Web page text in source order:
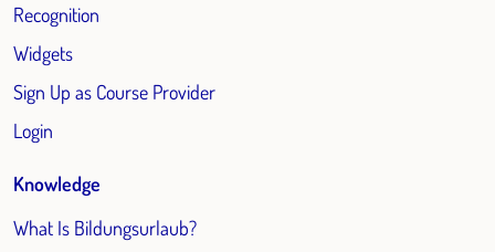
Recognition
Widgets
Sign Up as Course Provider
Login
Knowledge
What Is Bildungsurlaub?